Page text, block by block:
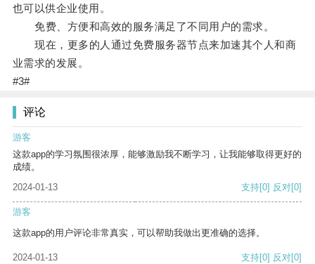
也可以供企业使用。
免费、方便和高效的服务满足了不同用户的需求。
现在，更多的人通过免费服务器节点来加速其个人和商
业需求的发展。
#3#
评论
游客
这款app的学习氛围很浓厚，能够激励我不断学习，让我能够取得更好的
成绩。
2024-01-13
支持[0] 反对[0]
游客
这款app的用户评论非常真实，可以帮助我做出更准确的选择。
2024-01-13 支持[0] 反对[0]